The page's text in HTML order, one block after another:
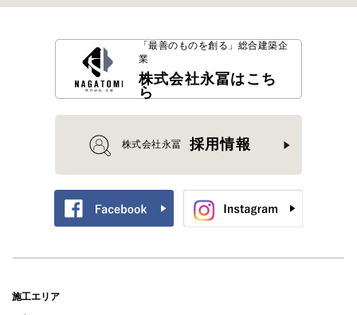
「最善のものを創る」 総合建築企
業
株式会社永冨はこち
ら
株式会社永冨 採用情報
施工エリア